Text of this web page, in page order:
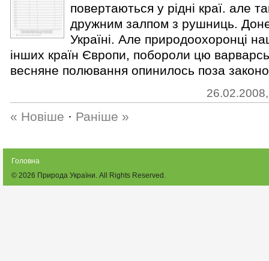
повертаються у рідні краї. але
дружним залпом з рушниць.
Україні. Але природоохоронці
інших країн Європи, побороли цю
весняне полювання опинилось поза
« Новіше · Раніше »
Головна
© 2026 Природа України. All Rights Reserved.